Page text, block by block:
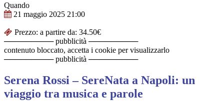
Quando
21 maggio 2025 21:00
Prezzo: a partire da: 34.50€
───────── pubblicità ─────────
contenuto bloccato, accetta i cookie per visualizzarlo
───────── pubblicità ─────────
Serena Rossi – SereNata a Napoli: un
viaggio tra musica e parole